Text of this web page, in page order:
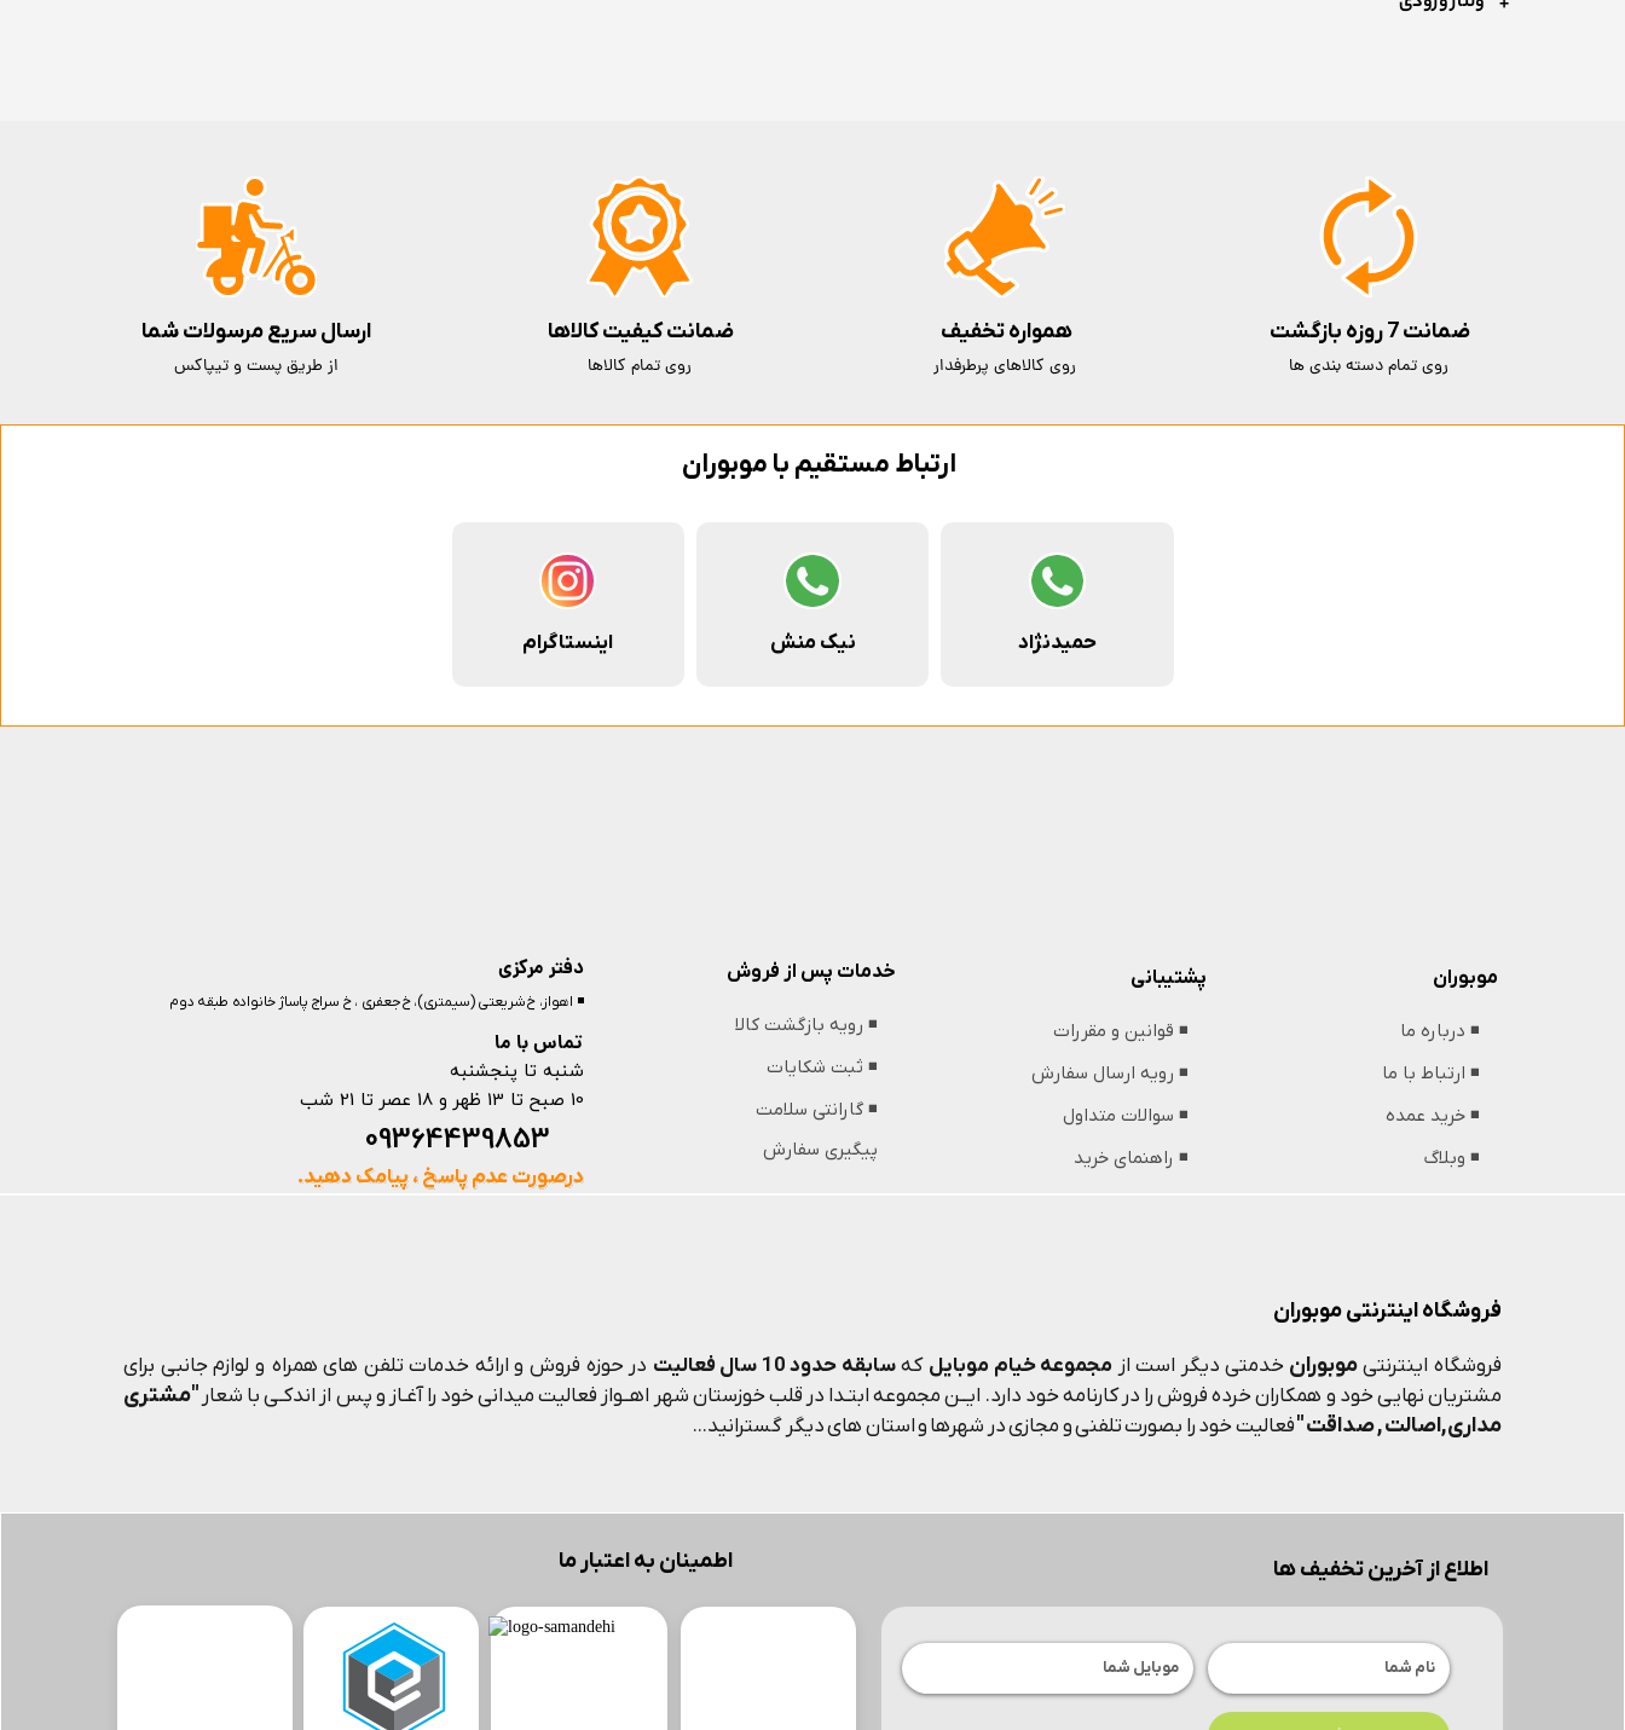
فروشگاه اینترنتی موبوران
فروشگاه اینترنتیموبوران خدمتی دیگر است از مجموعه خیام موبایل کهسابقه حدود 10 سال فعالیت
در حوزه فروش و ارائه خدمات تلفن های همراه و لوازم جانبی برای
مشتریان نهایی خود و همکاران خرده فروش را در کارنامه خود دارد. ایــن مجموعه ابتـدا در قلب خوزستان شهر اهــواز فعالیت میدانی خود را آغـاز و پس از اندکـی با شعار "مشتری
مداری,اصالت , صداقت "فعالیت خود را بصورت تلفنی و مجازی در شهرها و استان های دیگر گسترانید...
اطمینان به اعتبار ما اطلاع از آخرین تخفیف ها
ارتباط مستقیم با موبوران
حمیدنژاد نیک منش اینستاگرام
ضمانت 7 روزه بازگشت
روی تمام دسته بندی ها
ارسال سریع مرسولات شما
از طریق پست و تیپاکس
ضمانت کیفیت کالاها
روی تمام کالاها
همواره تخفیف
روی کالاهای پرطرفدار
دفتر مرکزی
تماس با ما
◾️ اهواز، خ شریعتی (سیمتری)، خ جعفری ، خ سراج پاساژ خانواده طبقه دوم
شنبه تا پنجشنبه
10 صبح تا 13 ظهر و 18 عصر تا 21 شب
درصورت عدم پاسخ ، پیامک دهید.
پشتیبانی
◾️ قوانین و مقررات
◾️ رویه ارسال سفارش
◾️ سوالات متداول
◾️ راهنمای خرید
موبوران
◾️ درباره ما
◾️ ارتباط با ما
◾️ خرید عمده
◾️ وبلاگ
خدمات پس از فروش
◾️ رویه بازگشت کالا
◾️ ثبت شکایات
◾️ گارانتی سلامت
پیگیری سفارش